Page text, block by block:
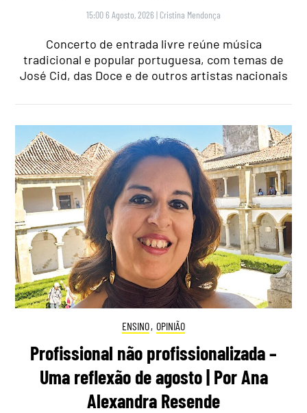
15:00 6 Agosto, 2026 | Cristina Mendonça
Concerto de entrada livre reúne música
tradicional e popular portuguesa, com temas de
José Cid, das Doce e de outros artistas nacionais
ENSINO, OPINIÃO
Profissional não profissionalizada –
Uma reflexão de agosto | Por Ana
Alexandra Resende